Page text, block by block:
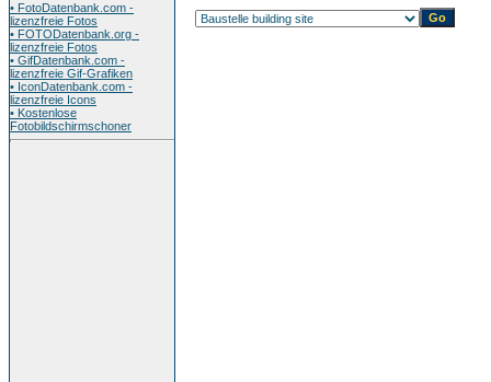
• FotoDatenbank.com -
lizenzfreie Fotos
• FOTODatenbank.org -
lizenzfreie Fotos
• GifDatenbank.com -
lizenzfreie Gif-Grafiken
• IconDatenbank.com -
lizenzfreie Icons
• Kostenlose
Fotobildschirmschoner